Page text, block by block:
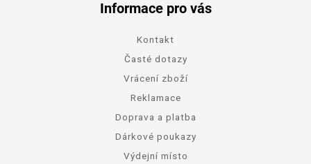
Informace pro vás
Kontakt
Časté dotazy
Vrácení zboží
Reklamace
Doprava a platba
Dárkové poukazy
Výdejní místo